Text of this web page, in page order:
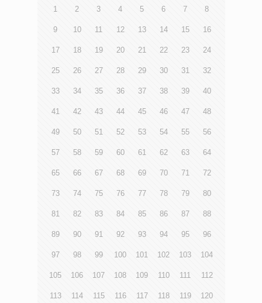
1 2 3 4 5 6 7 8
9 10 11 12 13 14 15 16
17 18 19 20 21 22 23 24
25 26 27 28 29 30 31 32
33 34 35 36 37 38 39 40
41 42 43 44 45 46 47 48
49 50 51 52 53 54 55 56
57 58 59 60 61 62 63 64
65 66 67 68 69 70 71 72
73 74 75 76 77 78 79 80
81 82 83 84 85 86 87 88
89 90 91 92 93 94 95 96
97 98 99 100 101 102 103 104
105 106 107 108 109 110 111 112
113 114 115 116 117 118 119 120